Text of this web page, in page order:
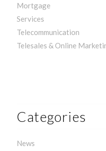
Mortgage
Services
Telecommunication
Telesales & Online
Categories
News